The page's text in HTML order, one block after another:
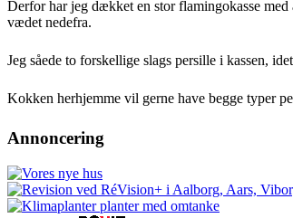
Derfor har jeg dækket en stor flamingokasse
vædet nedefra.
Jeg såede to forskellige slags persille i kassen,
Kokken herhjemme vil gerne have begge typer
Annoncering